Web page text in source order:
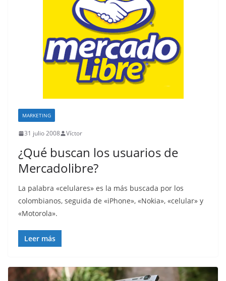
MARKETING
31 julio 2008 Víctor
¿Qué buscan los usuarios de
Mercadolibre?
La palabra «celulares» es la más buscada por los
colombianos, seguida de «iPhone», «Nokia», «celular» y
«Motorola».
Leer más